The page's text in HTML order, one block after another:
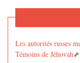
Les autorités russes
Témoins de Jéhovah